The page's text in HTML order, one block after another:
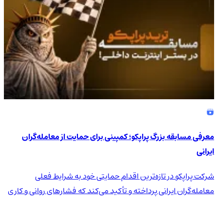
معرفی مسابقه بزرگ پراپکو؛ کمپینی برای حمایت از معامله‌گران
ایرانی
شرکت پراپکو در تازه‌ترین اقدام حمایتی خود به شرایط فعلی
معامله‌گران ایرانی پرداخته و تأکید می‌کند که فشارهای روانی و کاری